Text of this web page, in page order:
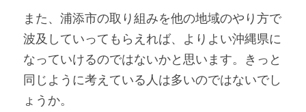
また、浦添市の取り組みを他の地域のやり方で
波及していってもらえれば、よりよい沖縄県に
なっていけるのではないかと思います。きっと
同じように考えている人は多いのではないでし
ょうか。